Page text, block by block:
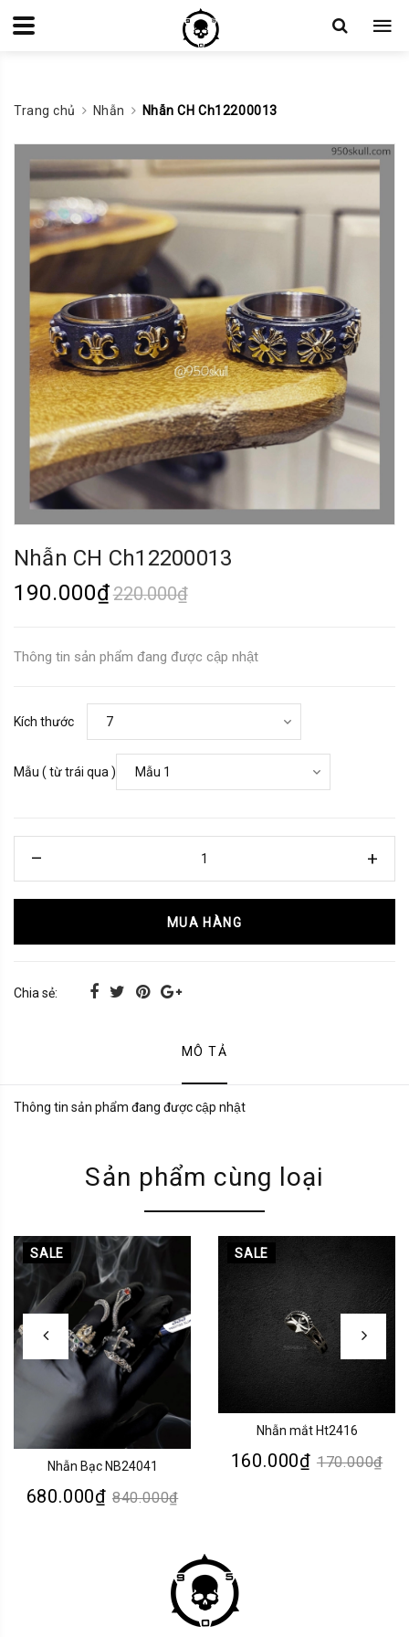
Trang chủ Nhẫn Nhẫn CH Ch12200013
Nhẫn CH Ch12200013
190.000₫220.000₫
Thông tin sản phẩm đang được cập nhật
Kích thước
Mẫu ( từ trái qua )
MUA HÀNG
Chia sẻ:
MÔ TẢ
Thông tin sản phẩm đang được cập nhật
Sản phẩm cùng loại
SALE
Nhẫn Bạc NB24041
680.000₫ 840.000₫
SALE
Nhẫn mắt Ht2416
160.000₫ 170.000₫